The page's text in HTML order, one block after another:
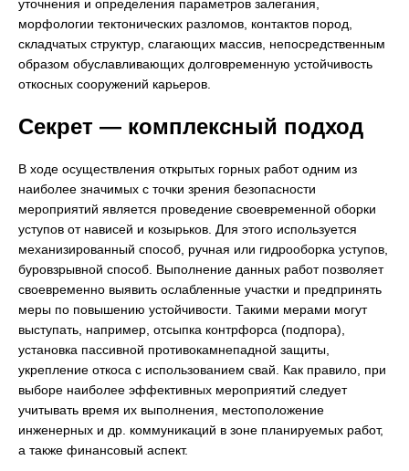
уточнения и определения параметров залегания,
морфологии тектонических разломов, контактов пород,
складчатых структур, слагающих массив, непосредственным
образом обуславливающих долговременную устойчивость
откосных сооружений карьеров.
Секрет — комплексный подход
В ходе осуществления открытых горных работ одним из
наиболее значимых с точки зрения безопасности
мероприятий является проведение своевременной оборки
уступов от нависей и козырьков. Для этого используется
механизированный способ, ручная или гидрооборка уступов,
буровзрывной способ. Выполнение данных работ позволяет
своевременно выявить ослабленные участки и предпринять
меры по повышению устойчивости. Такими мерами могут
выступать, например, отсыпка контрфорса (подпора),
установка пассивной противокамнепадной защиты,
укрепление откоса с использованием свай. Как правило, при
выборе наиболее эффективных мероприятий следует
учитывать время их выполнения, местоположение
инженерных и др. коммуникаций в зоне планируемых работ,
а также финансовый аспект.